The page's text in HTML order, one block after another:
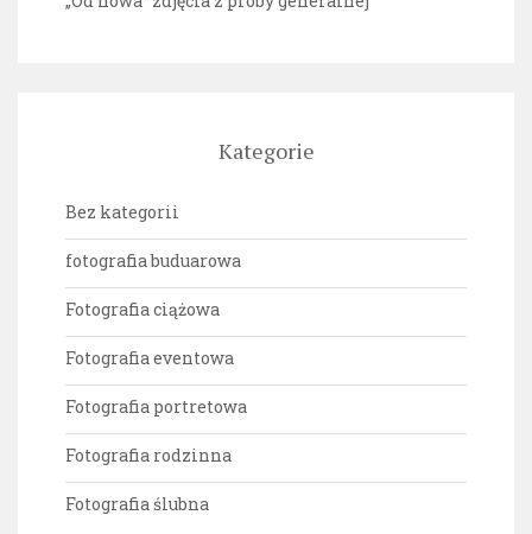
Kategorie
Bez kategorii
fotografia buduarowa
Fotografia ciążowa
Fotografia eventowa
Fotografia portretowa
Fotografia rodzinna
Fotografia ślubna